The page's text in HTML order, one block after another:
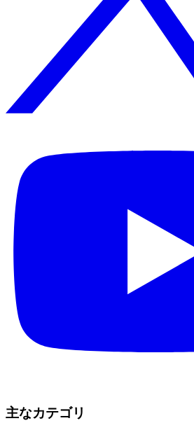
主なカテゴリ